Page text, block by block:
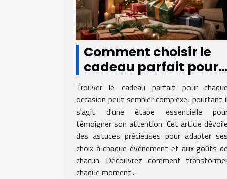
Comment choisir le
cadeau parfait pour
chaque occasion ?
Trouver le cadeau parfait pour chaque
occasion peut sembler complexe, pourtant il
s'agit d'une étape essentielle
témoigner son attention. Cet article dévoile
des astuces précieuses pour adapter ses
choix à chaque événement et aux goûts de
chacun. Découvrez comment
chaque moment...